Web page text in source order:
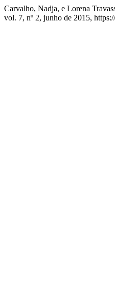
Carvalho, Nadja, e Lorena
vol. 7, nº 2, junho de 2015,